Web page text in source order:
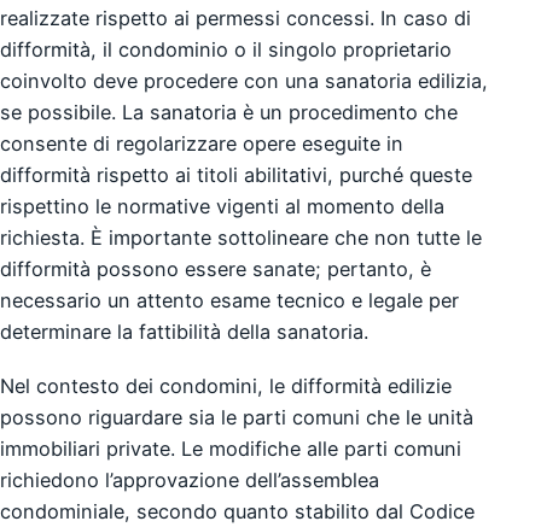
realizzate rispetto ai permessi concessi. In caso di
difformità, il condominio o il singolo proprietario
coinvolto deve procedere con una sanatoria edilizia,
se possibile. La sanatoria è un procedimento che
consente di regolarizzare opere eseguite in
difformità rispetto ai titoli abilitativi, purché queste
rispettino le normative vigenti al momento della
richiesta. È importante sottolineare che non tutte le
difformità possono essere sanate; pertanto, è
necessario un attento esame tecnico e legale per
determinare la fattibilità della sanatoria.
Nel contesto dei condomini, le difformità edilizie
possono riguardare sia le parti comuni che le unità
immobiliari private. Le modifiche alle parti comuni
richiedono l’approvazione dell’assemblea
condominiale, secondo quanto stabilito dal Codice